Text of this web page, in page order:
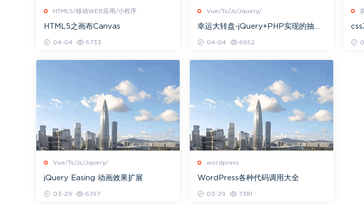
HTML5/移动WEB应用/小程序
HTML5之画布Canvas
04-04 6733
Vue/Ts/Js/Jquery/
幸运大转盘-jQuery+PHP实现的抽奖
04-04 6652
Vue/Ts/Js/Jquery/
jQuery Easing 动画效果扩展
03-29 6797
wordpress
WordPress各种代码调用大全
03-29 7381